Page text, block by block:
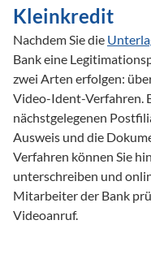
Kleinkredit
Nachdem Sie die
Bank eine
zwei Arten erfolgen:
Video-Ident-Verfahren.
nächstgelegenen
Ausweis und die
Verfahren können Sie
unterschreiben und
Mitarbeiter der Bank
Videoanruf.